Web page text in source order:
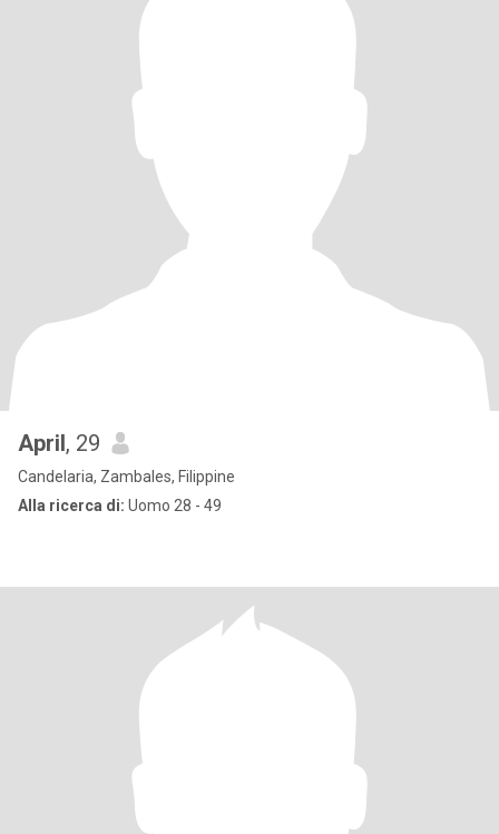
April, 29
Candelaria, Zambales, Filippine
Alla ricerca di: Uomo 28 - 49